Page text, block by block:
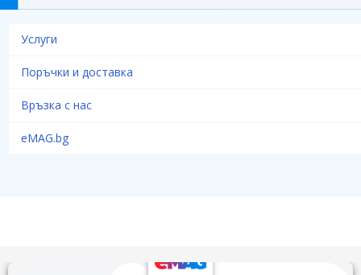
Услуги
Поръчки и доставка
Връзка с нас
eMAG.bg